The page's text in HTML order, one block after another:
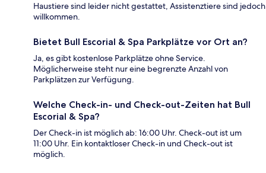
Haustiere sind leider nicht gestattet, Assistenztiere sind jedoch
willkommen.
Bietet Bull Escorial & Spa Parkplätze vor Ort an?
Ja, es gibt kostenlose Parkplätze ohne Service.
Möglicherweise steht nur eine begrenzte Anzahl von
Parkplätzen zur Verfügung.
Welche Check-in- und Check-out-Zeiten hat Bull
Escorial & Spa?
Der Check-in ist möglich ab: 16:00 Uhr. Check-out ist um
11:00 Uhr. Ein kontaktloser Check-in und Check-out ist
möglich.